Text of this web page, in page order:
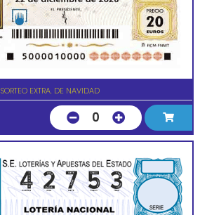
SORTEO EXTRA. DE NAVIDAD
0